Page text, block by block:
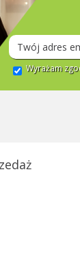
Wyrażam